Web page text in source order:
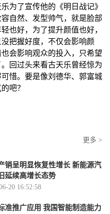
为了宣传他的《明日战记》
自然、发型帅气，就是脸部
也好，为了提升颜值也好，
把握好度，不仅会影响颜
会影响观众的投入，只希望
回过头来看古天乐曾经惊为
惜。要是像刘德华、郭富城
吧？
更多 >
销呈明显恢复性增长 新能源汽
延续高增长态势
20 16:52:58
准推广应用 我国智能制造能力